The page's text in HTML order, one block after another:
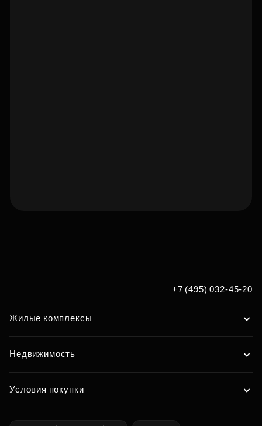
+7 (495) 032-45-20
Жилые комплексы
Недвижимость
Условия покупки